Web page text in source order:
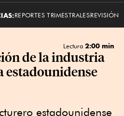
REPORTES TRIMESTRALESREVISIÓN
Lectura 2:00 min
de la industria
estadounidense
estadounidense